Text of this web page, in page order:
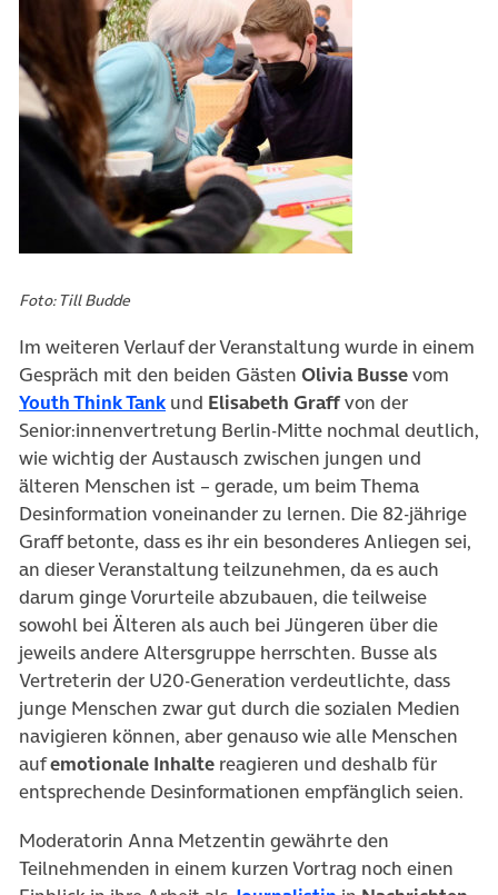
Foto: Till Budde
Im weiteren Verlauf der Veranstaltung wurde in einem
Gespräch mit den beiden Gästen Olivia Bussevom
Youth Think Tank(öffnet in neuem Tab)
und Elisabeth Graffvon der
Senior:innenvertretung Berlin-Mitte nochmal deutlich,
wie wichtig der Austausch zwischen jungen und
älteren Menschen ist – gerade, um beim Thema
Desinformation voneinander zu lernen. Die 82-jährige
Graff betonte, dass es ihr ein besonderes Anliegen sei,
an dieser Veranstaltung teilzunehmen, da es auch
darum ginge Vorurteile abzubauen, die teilweise
sowohl bei Älteren als auch bei Jüngeren über die
jeweils andere Altersgruppe herrschten. Busse als
Vertreterin der U20-Generation verdeutlichte, dass
junge Menschen zwar gut durch die sozialen Medien
navigieren können, aber genauso wie alle Menschen
aufemotionale Inhalte reagieren und deshalb für
entsprechende Desinformationen empfänglich seien.
Moderatorin Anna Metzentin gewährte den
Teilnehmenden in einem kurzen Vortrag noch einen